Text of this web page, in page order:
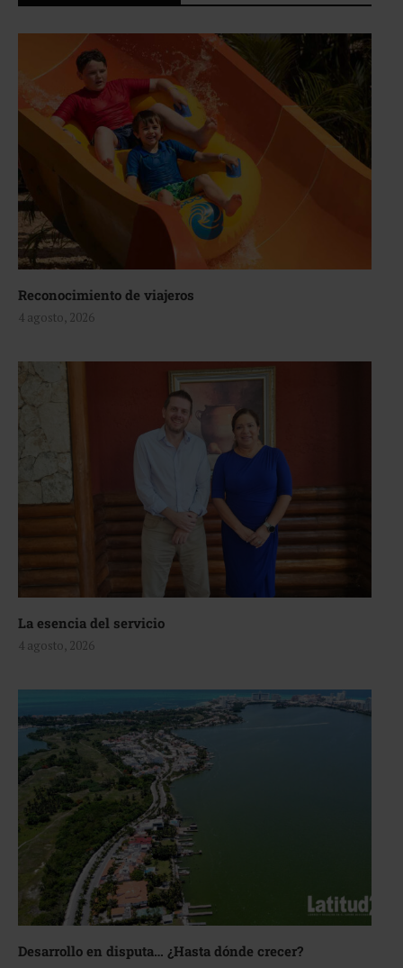
Reconocimiento de viajeros
4 agosto, 2026
La esencia del servicio
4 agosto, 2026
Desarrollo en disputa… ¿Hasta dónde crecer?